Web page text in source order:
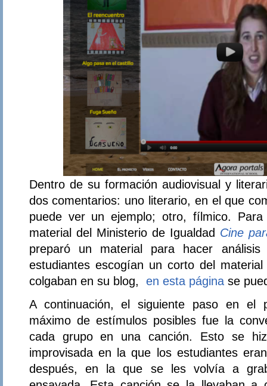
Dentro de su formación audiovisual y
dos comentarios: uno literario, en el que
puede ver un ejemplo; otro, fílmico.
material del Ministerio de Igualdad Cine
preparó un material para hacer
estudiantes escogían un corto del
colgaban en su blog,
en esta páginase
A continuación, el siguiente paso en el
máximo de estímulos posibles fue la
cada grupo en una canción. Esto se
improvisada en la que los estudiantes
después, en la que se les volvía a